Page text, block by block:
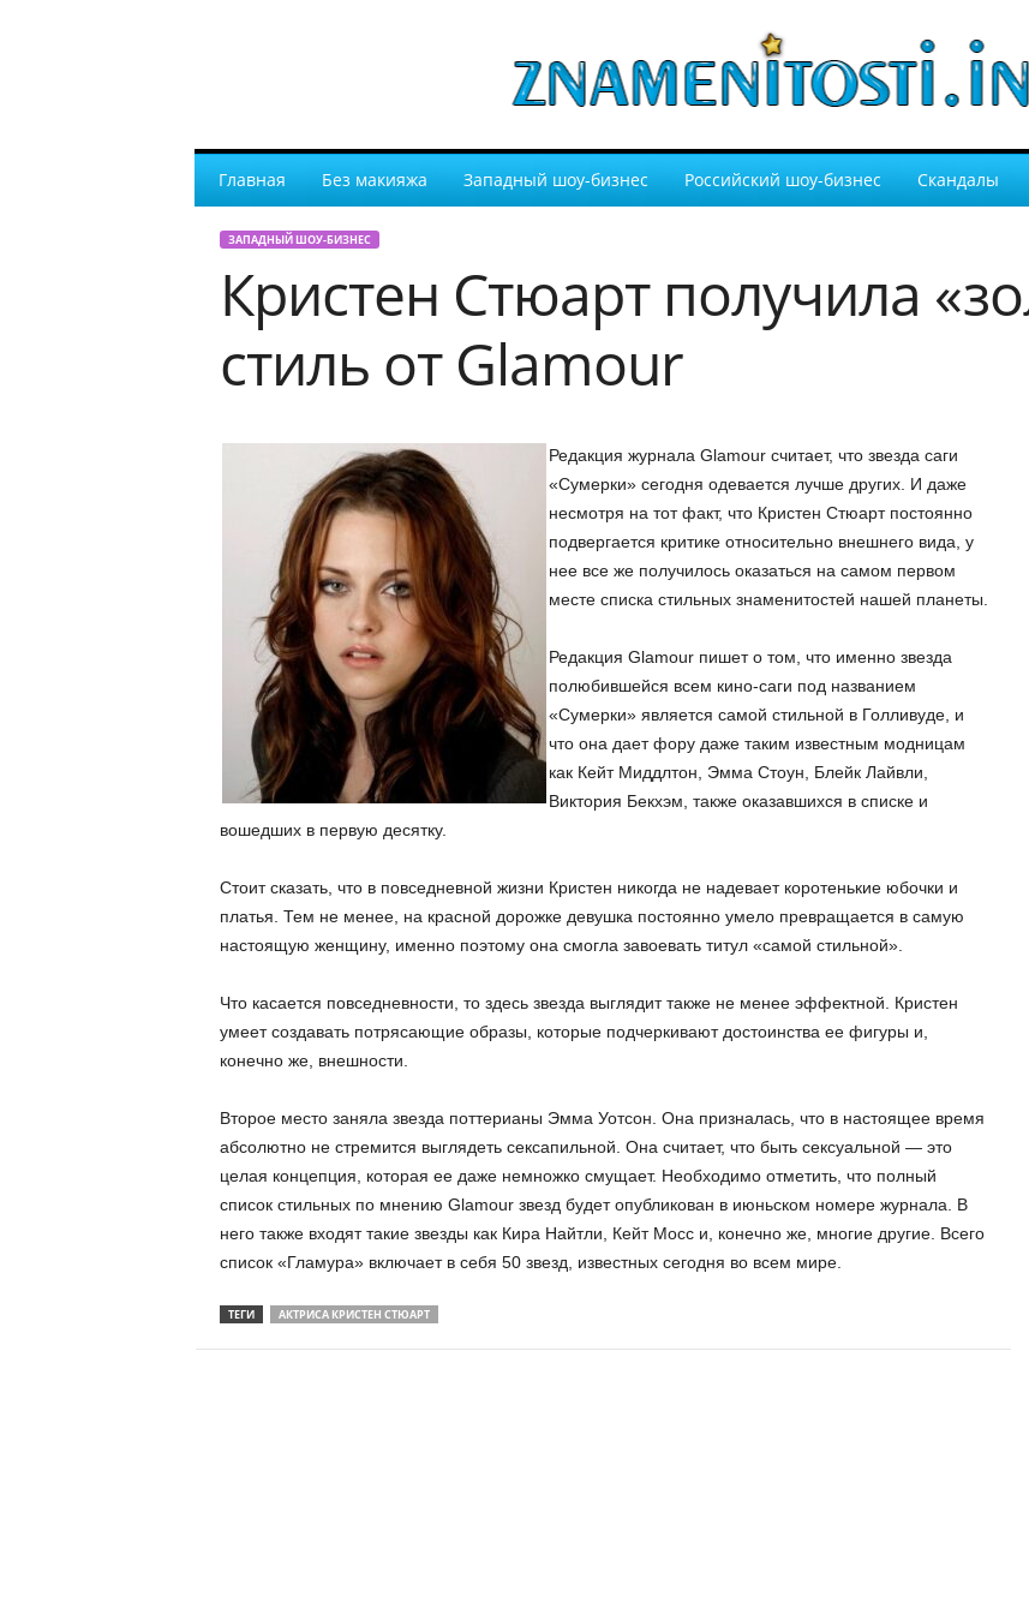
Главная Без макияжа Западный шоу-бизнес Российский шоу-бизнес Скандалы
ЗАПАДНЫЙ ШОУ-БИЗНЕС
Кристен Стюарт получила
стиль от Glamour
Редакция журнала Glamour считает, что звезда саги
«Сумерки» сегодня одевается лучше других. И даже
несмотря на тот факт, что Кристен Стюарт постоянно
подвергается критике относительно внешнего вида, у
нее все же получилось оказаться на самом первом
месте списка стильных знаменитостей нашей планеты.
Редакция Glamour пишет о том, что именно звезда
полюбившейся всем кино-саги под названием
«Сумерки» является самой стильной в Голливуде, и
что она дает фору даже таким известным модницам
как Кейт Миддлтон, Эмма Стоун, Блейк Лайвли,
Виктория Бекхэм, также оказавшихся в списке и
вошедших в первую десятку.
Стоит сказать, что в повседневной жизни Кристен никогда не надевает коротенькие юбочки и
платья. Тем не менее, на красной дорожке девушка постоянно умело превращается в самую
настоящую женщину, именно поэтому она смогла завоевать титул «самой стильной».
Что касается повседневности, то здесь звезда выглядит также не менее эффектной. Кристен
умеет создавать потрясающие образы, которые подчеркивают достоинства ее фигуры и,
конечно же, внешности.
Второе место заняла звезда поттерианы Эмма Уотсон. Она призналась, что в настоящее время
абсолютно не стремится выглядеть сексапильной. Она считает, что быть сексуальной — это
целая концепция, которая ее даже немножко смущает. Необходимо отметить, что полный
список стильных по мнению Glamour звезд будет опубликован в июньском номере журнала. В
него также входят такие звезды как Кира Найтли, Кейт Мосс и, конечно же, многие другие. Всего
список «Гламура» включает в себя 50 звезд, известных сегодня во всем мире.
ТЕГИ АКТРИСА КРИСТЕН СТЮАРТ